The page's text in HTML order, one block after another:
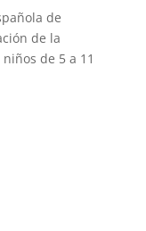
de
de la
de 5 a 11